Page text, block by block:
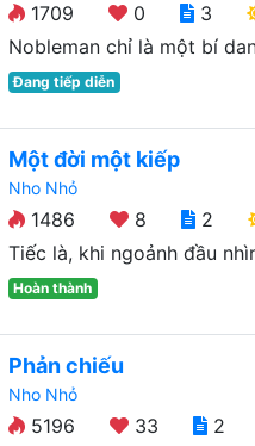
1709 0 3
Nobleman chỉ là một bí
Đang tiếp diễn
Một đời một kiếp
Nho Nhỏ
1486 8 2
Tiếc là, khi ngoảnh đầu
Hoàn thành
Phản chiếu
Nho Nhỏ
5196 33 2